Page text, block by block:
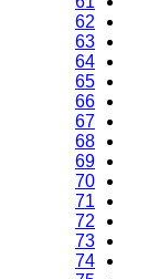
62
63
64
65
66
67
68
69
70
71
72
73
74